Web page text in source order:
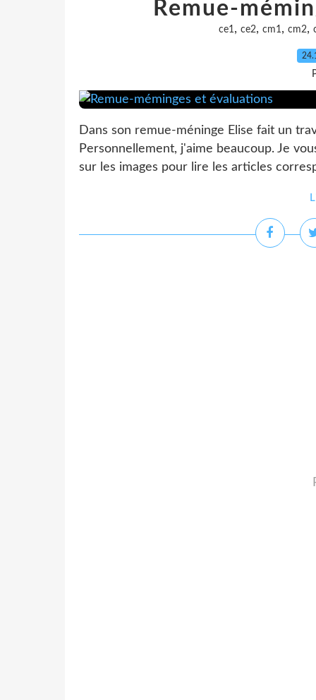
Remue-
ce1, ce2, cm1, cm2,
Dans son remue-méninge Elise fait un
Personnellement, j'aime beaucoup. Je
sur les images pour lire les articles